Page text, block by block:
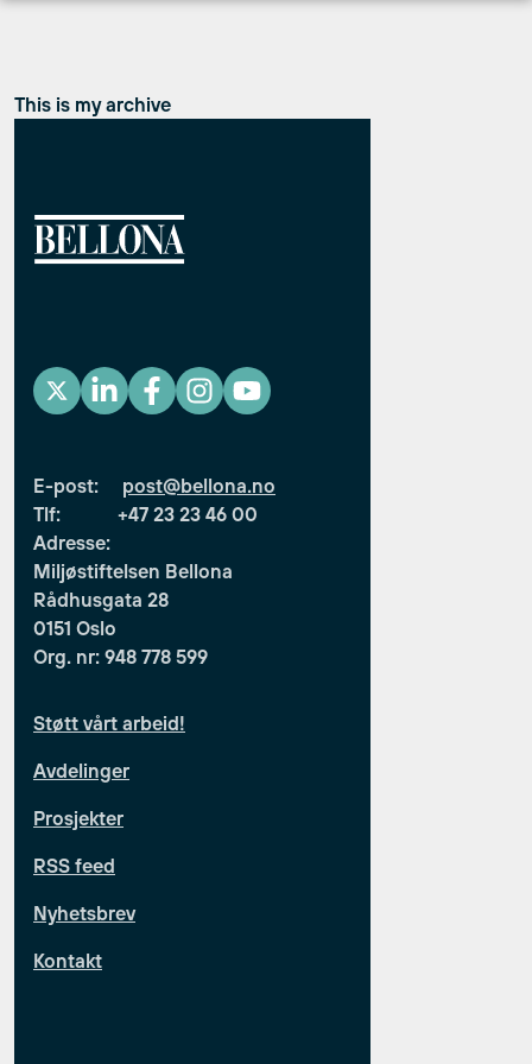
This is my archive
E-post: post@bellona.no
Tlf: +47 23 23 46 00
Adresse:
Miljøstiftelsen Bellona
Rådhusgata 28
0151 Oslo
Org. nr: 948 778 599
Støtt vårt arbeid!
Avdelinger
Prosjekter
RSS feed
Nyhetsbrev
Kontakt